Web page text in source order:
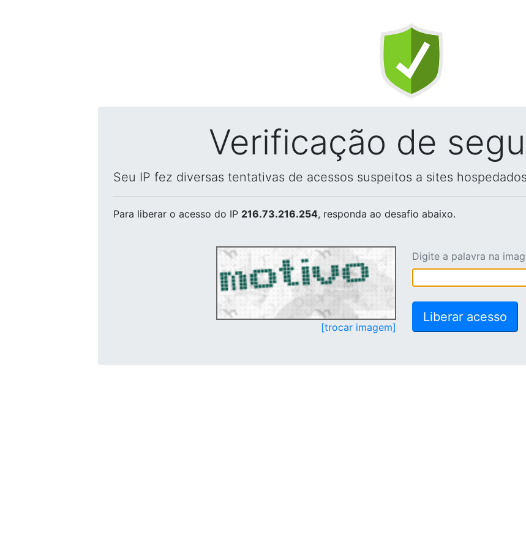
Verificação de
Seu IP fez diversas tentativas de acessos suspeitos a sites
Para liberar o acesso do IP 216.73.216.254, responda ao desafio abaixo.
[trocar imagem]
Digite a palavra na